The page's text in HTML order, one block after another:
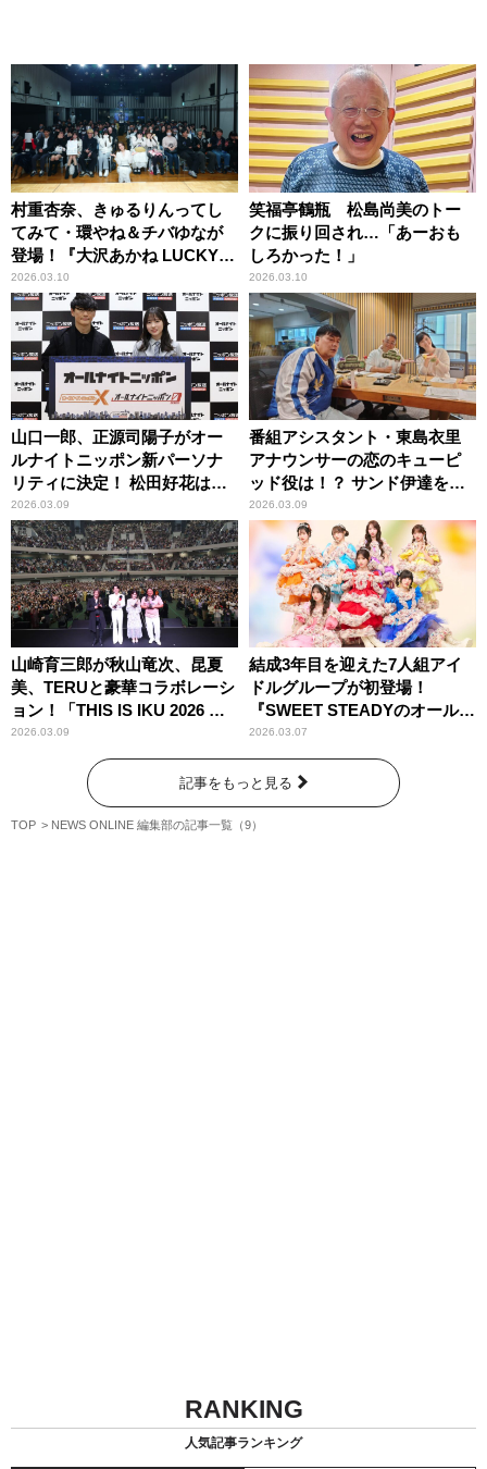
村重杏奈、きゅるりんってし
てみて・環やね＆チバゆなが
登場！『大沢あかね LUCKY 7
supported by 犬塚製作所』
2026.03.10
笑福亭鶴瓶 松島尚美のトー
クに振り回され…「あーおも
しろかった！」
2026.03.10
山口一郎、正源司陽子がオー
ルナイトニッポン新パーソナ
リティに決定！ 松田好花は
ANN0木曜を担当！
2026.03.09
番組アシスタント・東島衣里
アナウンサーの恋のキューピ
ッド役は！？ サンド伊達を始
めとする関係者たちが次々に
立候補
2026.03.09
山崎育三郎が秋山竜次、昆夏
美、TERUと豪華コラボレーシ
ョン！「THIS IS IKU 2026 日
本武道館」
2026.03.09
結成3年目を迎えた7人組アイ
ドルグループが初登場！
『SWEET STEADYのオールナ
イトニッポン0(ZERO)』
2026.03.07
記事をもっと見る
TOP NEWS ONLINE 編集部の記事一覧（9）
RANKING
人気記事ランキング